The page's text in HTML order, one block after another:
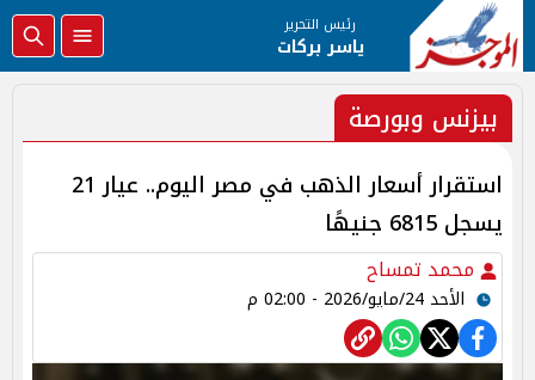
رئيس التحرير
ياسر بركات
بيزنس وبورصة
استقرار أسعار الذهب في مصر اليوم.. عيار 21
يسجل 6815 جنيهًا
محمد تمساح
الأحد 24/مايو/2026 - 02:00 م